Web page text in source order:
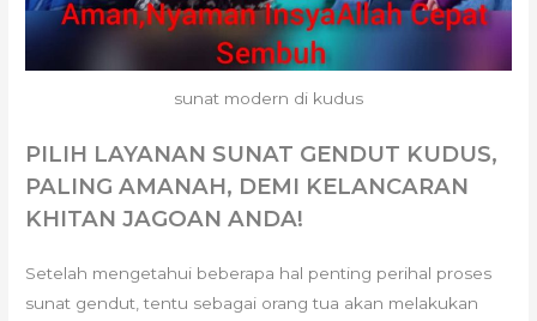
sunat modern di kudus
PILIH LAYANAN SUNAT GENDUT KUDUS,
PALING AMANAH, DEMI KELANCARAN
KHITAN JAGOAN ANDA!
Setelah mengetahui beberapa hal penting perihal proses
sunat gendut, tentu sebagai orang tua akan melakukan